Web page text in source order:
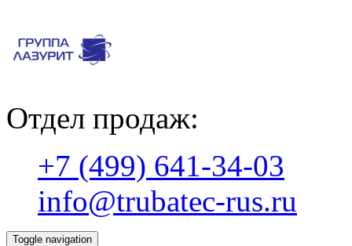
Отдел продаж:
+7 (499) 641-34-03
info@trubatec-rus.ru
Toggle navigation